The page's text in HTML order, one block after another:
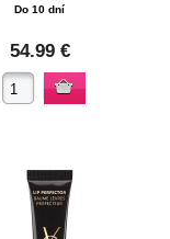
Do 10 dní
54.99 €